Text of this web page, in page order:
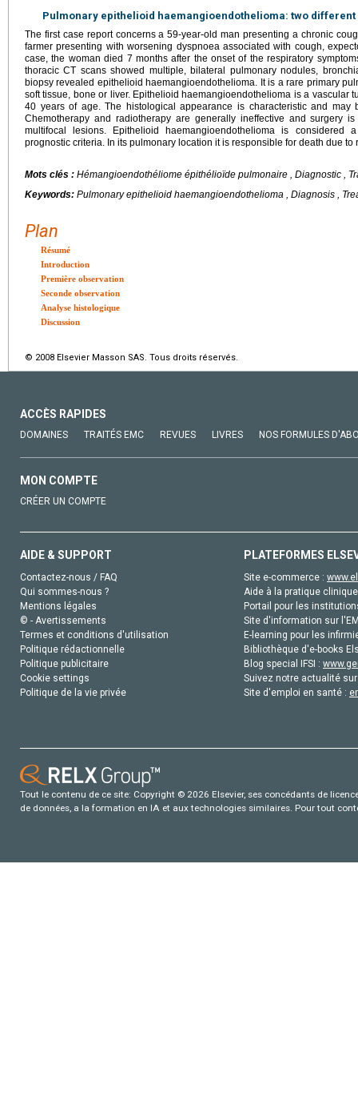
Pulmonary epithelioid haemangioendothelioma: two
The first case report concerns a 59-year-old man presenting a chronic
farmer presenting with worsening dyspnoea associated with cough,
case, the woman died 7 months after the onset of the respiratory
thoracic CT scans showed multiple, bilateral pulmonary nodules,
biopsy revealed epithelioid haemangioendothelioma. It is a rare primary
soft tissue, bone or liver. Epithelioid haemangioendothelioma is a vascular
40 years of age. The histological appearance is characteristic and may
Chemotherapy and radiotherapy are generally ineffective and surgery
multifocal lesions. Epithelioid haemangioendothelioma is considered
prognostic criteria. In its pulmonary location it is responsible for death due to
Mots clés : Hémangioendothéliome épithélioïde pulmonaire , Diagnostic ,
Keywords: Pulmonary epithelioid haemangioendothelioma , Diagnosis ,
Plan
Résumé
Introduction
Première observation
Seconde observation
Analyse histologique
Discussion
© 2008 Elsevier Masson SAS. Tous droits réservés.
ACCÈS RAPIDES
DOMAINES TRAITÉS EMC REVUES LIVRES NOS FORMULES
MON COMPTE
CRÉER UN COMPTE
AIDE & SUPPORT
Contactez-nous / FAQ
Qui sommes-nous ?
Mentions légales
© - Avertissements
Termes et conditions d'utilisation
Politique rédactionnelle
Politique publicitaire
Cookie settings
Politique de la vie privée
PLATEFORMES
Site e-commerce :
Aide à la pratique
Portail pour les
Site d'information sur
E-learning pour les
Bibliothèque d'e-books
Blog special IFSI :
Suivez notre actualité
Site d'emploi en santé :
Tout le contenu de ce site: Copyright © 2026 Elsevier, ses concédants de
de données, a la formation en IA et aux technologies similaires. Pour tout